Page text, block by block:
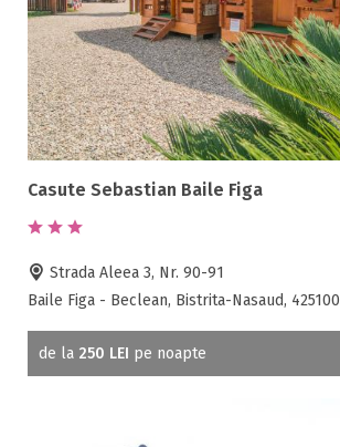
Casute Sebastian Baile Figa
Strada Aleea 3, Nr. 90-91
Baile Figa - Beclean, Bistrita-Nasaud, 425100
de la 250 LEI pe noapte